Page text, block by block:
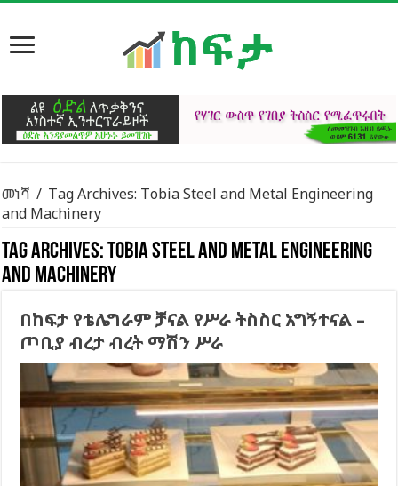
መነሻ / Tag Archives: Tobia Steel and Metal Engineering
and Machinery
Tag Archives:Tobia Steel and Metal Engineering
and Machinery
በከፍታ የቴሌግራም ቻናል የሥራ ትስስር አግኝተናል –
ጦቢያ ብረታ ብረት ማሽን ሥራ